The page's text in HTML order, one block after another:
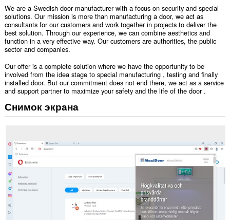
We are a Swedish door manufacturer with a focus on security and special
solutions. Our mission is more than manufacturing a door, we act as
consultants for our customers and work together in projects to deliver the
best solution. Through our experience, we can combine aesthetics and
function in a very effective way. Our customers are authorities, the public
sector and companies.
Our offer is a complete solution where we have the opportunity to be
involved from the idea stage to special manufacturing , testing and finally
installed door. But our commitment does not end there, we act as a service
and support partner to maximize your safety and the life of the door .
Снимок экрана